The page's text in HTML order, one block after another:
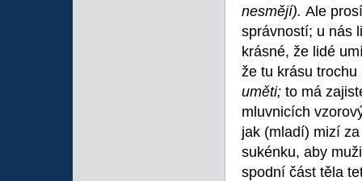
nesmějí). Ale
správností; u nás
krásné, že lidé
že tu krásu
uměti; to má
mluvnicích
jak (mladí) mizí
sukénku, aby
spodní část těla